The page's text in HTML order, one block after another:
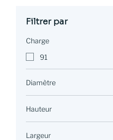
Filtrer par
Charge
91
Diamètre
Hauteur
Largeur